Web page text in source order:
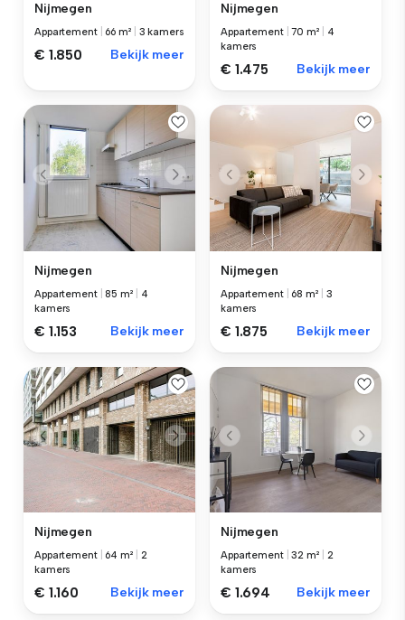
Nijmegen
Appartement 66 m² 3 kamers
€ 1.850 Bekijk meer
Nijmegen
Appartement |70 m²
4
kamers
€ 1.475 Bekijk meer
Nijmegen
Appartement |85 m²
4
kamers
€ 1.153 Bekijk meer
Nijmegen
Appartement 68 m²
3
kamers
€ 1.875 Bekijk meer
Nijmegen
Appartement 64 m²
2
kamers
€ 1.160 Bekijk meer
Nijmegen
Appartement |32 m²
2
kamers
€ 1.694 Bekijk meer